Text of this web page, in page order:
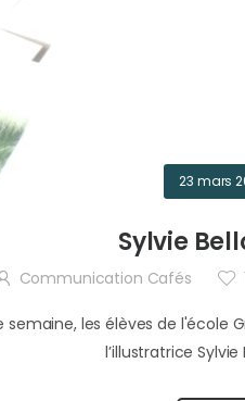
23 mars
Sylvie
Communication Cafés
semaine, les élèves de
l’illustratrice